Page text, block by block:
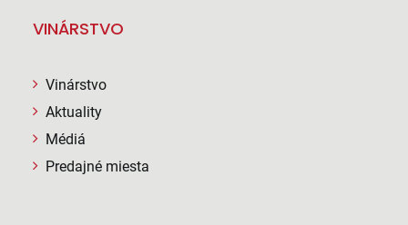
VINÁRSTVO
Vinárstvo
Aktuality
Médiá
Predajné miesta